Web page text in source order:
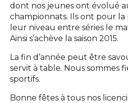
dont nos jeunes ont évolué
championnats. Ils ont pour la
leur niveau entre séries le
Ainsi s’achève la saison 2015.
La fin d’année peut être
servit à table. Nous sommes
sportifs.
Bonne fêtes à tous nos